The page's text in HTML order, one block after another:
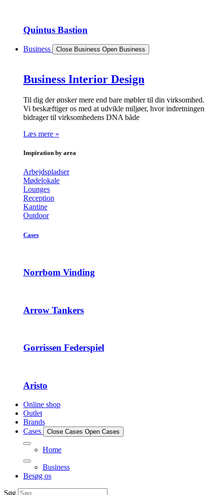
Quintus Bastion
Business Close Business Open Business
Business Interior Design
Til dig der ønsker mere end bare møbler til din virksomhed.
Vi beskæftiger os med at udvikle miljøer, hvor indretningen
bidrager til virksomhedens DNA både
Læs mere »
Inspiration by area
Arbejdspladser
Mødelokale
Lounges
Reception
Kantine
Outdoor
Cases
Norrbom Vinding
Arrow Tankers
Gorrissen Federspiel
Aristo
Online shop
Outlet
Brands
Cases
Close Cases Open Cases
Home
Business
Besøg os
Søg